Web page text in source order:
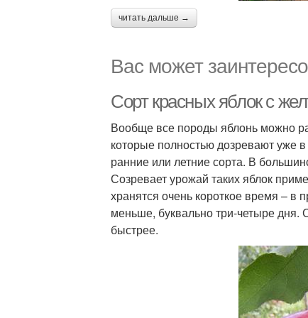
читать дальше →
Вас может
Сорт красных яблок с
Вообще все породы яблонь можно
которые полностью дозревают уже
ранние или летние сорта. В
Созревает урожай таких яблок
хранятся очень короткое время – в
меньше, буквально три-четыре дня.
быстрее.